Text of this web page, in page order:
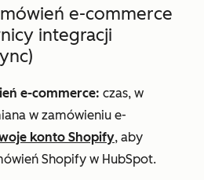
e-commerce
integracji
e-commerce: czas, w
w zamówieniu e-
konto Shopify, aby
Shopify w HubSpot.